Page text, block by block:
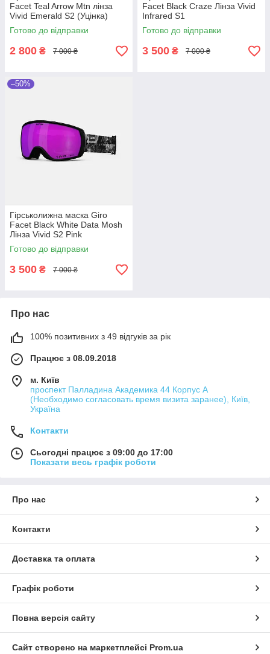
Facet Teal Arrow Mtn лінза
Vivid Emerald S2 (Уцінка)
Готово до відправки
2 800 ₴ 7 000 ₴
Facet Black Craze Лінза Vivid
Infrared S1
Готово до відправки
3 500 ₴ 7 000 ₴
–50%
Гірськолижна маска Giro
Facet Black White Data Mosh
Лінза Vivid S2 Pink
Готово до відправки
3 500 ₴ 7 000 ₴
Про нас
100% позитивних з 49 відгуків за рік
Працює з 08.09.2018
м. Київ
проспект Палладина Академика 44 Корпус А
(Необходимо согласовать время визита заранее), Київ,
Україна
Контакти
Сьогодні працює з 09:00 до 17:00
Показати весь графік роботи
Про нас
Контакти
Доставка та оплата
Графік роботи
Повна версія сайту
Сайт створено на маркетплейсі Prom.ua